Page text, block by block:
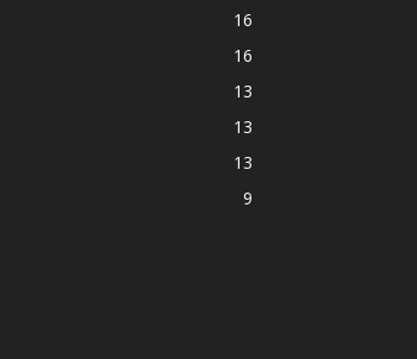
16
16
13
13
13
9